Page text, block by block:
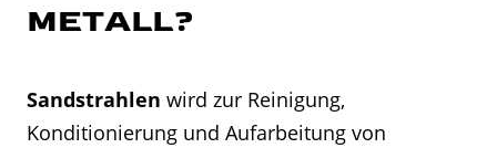
METALL?
Sandstrahlen wird zur Reinigung,
Konditionierung und Aufarbeitung von